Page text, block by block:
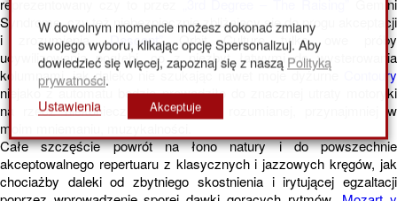
Syndrome, czy też niebezpiecznie zbliżający się do progu akceptacji
i zrozumienia„Descent”Orbit Culture tylko owe próby
ucywilizowania pogłębi, co z niezbyt łatwymi do wysterowania
kolumnami, jak daleko nie szukając nawet moje dyżurne
Contoury
niejako z automatu będzie prowadziło do znacznej utraty motoryki
na rzecz niekoniecznie prawidłowo rozumianej, przynajmniej w
moim mniemaniu, muzykalności.
Całe szczęście powrót na łono natury i do powszechnie
akceptowalnego repertuaru z klasycznych i jazzowych kręgów, jak
chociażby daleki od zbytniego skostnienia i irytującej egzaltacji
W dowolnym momencie możesz dokonać zmiany
swojego wyboru, klikając opcję Spersonalizuj. Aby
dowiedzieć się więcej, zapoznaj się z naszą Polityką
prywatności.
Ustawienia
Akceptuje